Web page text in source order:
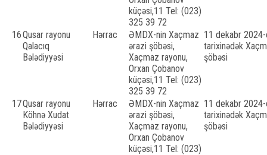
küçəsi,11 Tel: (023)
325 39 72
16Qusar rayonu
Qalacıq
Bələdiyyəsi
Hərrac
ƏMDX-nin Xaçmaz
ərazi şöbəsi,
Xaçmaz rayonu,
Orxan Çobanov
küçəsi,11 Tel: (023)
325 39 72
11 dekabr
tarixinədək
şöbəsi
17Qusar rayonu
Köhnə Xudat
Bələdiyyəsi
Hərrac
ƏMDX-nin Xaçmaz
ərazi şöbəsi,
Xaçmaz rayonu,
Orxan Çobanov
küçəsi,11 Tel: (023)
11 dekabr
tarixinədək
şöbəsi